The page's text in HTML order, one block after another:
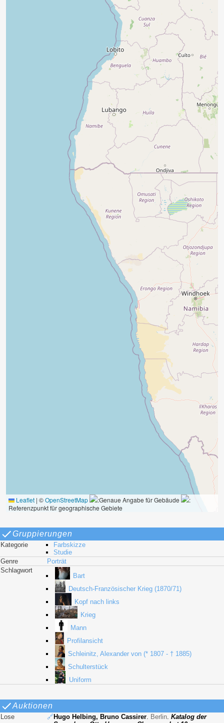
Leaflet | ©OpenStreetMap :Genaue Angabe für Gebäude
:
Referenzpunkt für geographische Gebiete
Gruppierungen
Kategorie
Farbskizze
Studie
Genre
Porträt
Schlagwort
Bart
Deutsch-Französischer Krieg (1870/71)
Kopf nach links
Krieg
Mann
Profilansicht
Schleinitz, Alexander von (* 1807 - † 1885)
Schulterstück
Uniform
Auktionen
Lose 🔗Hugo Helbing, Bruno Cassirer Berlin .Katalog der